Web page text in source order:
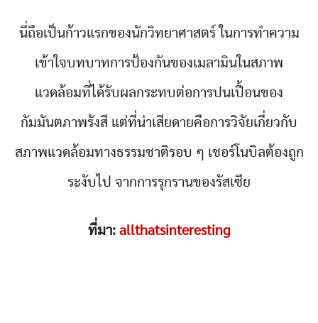
นี่ถือเป็นก้าวแรกของนักวิทยาศาสตร์ ในการทำความ
เข้าใจบทบาทการป้องกันของเมลามินในสภาพ
แวดล้อมที่ได้รับผลกระทบต่อการปนเปื้อนของ
กัมมันตภาพรังสี แต่ที่น่าเสียดายคือการวิจัยเกี่ยวกับ
สภาพแวดล้อมทางธรรมชาติรอบ ๆ เชอร์โนบิลต้องถูก
ระงับไป จากการรุกรานของรัสเซีย
ที่มา: allthatsinteresting